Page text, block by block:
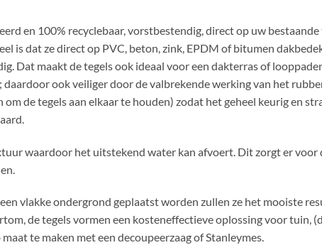
en 100% recyclebaar, vorstbestendig, direct op uw bestaande
is dat ze direct op PVC, beton, zink, EPDM of bitumen
Dat maakt de tegels ook ideaal voor een dakterras of
daardoor ook veiliger door de valbrekende werking van het
de tegels aan elkaar te houden) zodat het geheel keurig en
waardoor het uitstekend water kan afvoert. Dit zorgt er voor
vlakke ondergrond geplaatst worden zullen ze het mooiste
de tegels vormen een kosteneffectieve oplossing voor tuin,
te maken met een decoupeerzaag of Stanleymes.